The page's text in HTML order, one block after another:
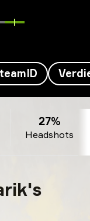
Headshots
27%